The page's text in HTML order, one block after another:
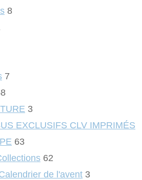
8
7
3
EXCLUSIFS CLV IMPRIMÉS
63
62
de l'avent 3